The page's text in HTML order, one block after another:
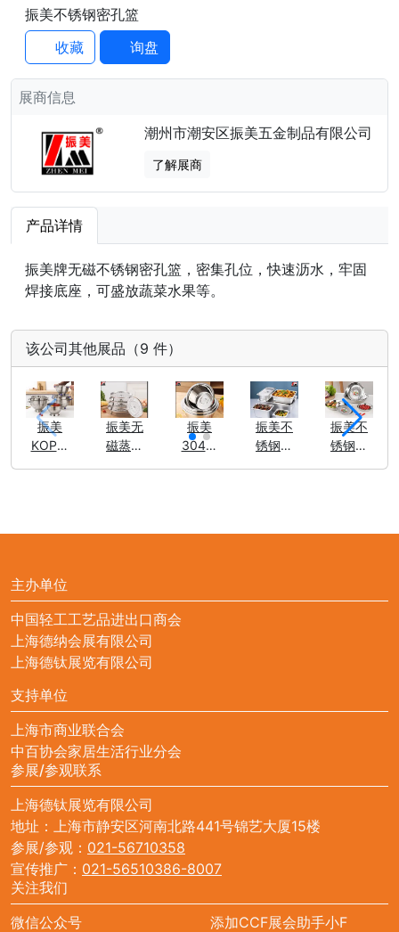
振美不锈钢密孔篮
收藏
询盘
展商信息
潮州市潮安区振美五金制品有限公司
了解展商
产品详情
振美牌无磁不锈钢密孔篮，密集孔位，快速沥水，牢固
焊接底座，可盛放蔬菜水果等。
该公司其他展品（9 件）
振美
KOP不
振美无
磁蒸盘
振美
304不
振美不
锈钢份
振美不
锈钢圆
主办单位
中国轻工工艺品进出口商会
上海德纳会展有限公司
上海德钛展览有限公司
支持单位
上海市商业联合会
中百协会家居生活行业分会
参展/参观联系
上海德钛展览有限公司
地址：上海市静安区河南北路441号锦艺大厦15楼
参展/参观： 021-56710358
宣传推广： 021-56510386-8007
关注我们
微信公众号
添加CCF展会助手小F